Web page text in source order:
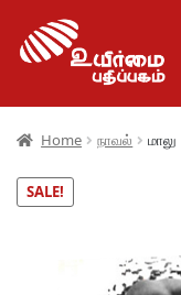
Home நாவல் மாலு
SALE!